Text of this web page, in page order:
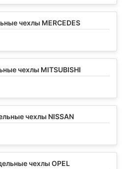
чехлы MERCEDES
чехлы MITSUBISHI
чехлы NISSAN
чехлы OPEL